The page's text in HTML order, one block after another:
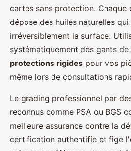
cartes sans protection. Chaque
dépose des huiles naturelles
irréversiblement la surface.
systématiquement des gants
protections rigides pour vos
même lors de consultations
Le grading professionnel par
reconnus comme PSA ou BGS
meilleure assurance contre la
certification authentifie et fige